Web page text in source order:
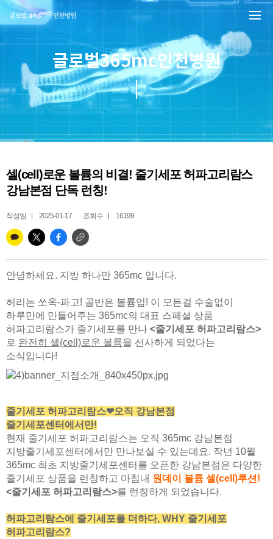
본문 바로가기
글로벌365mc인천병원
셀(cell)로운 볼륨의 비결! 줄기세포 허파고리람스
강남본점 단독 런칭!
작성일 2025-01-17 조회수 16199
안녕하세요. 지방 하나만 365mc 입니다.
허리는 쏘옥-파고! 골반은 볼륨업! 이 모든걸 수술없이
하루만에 만들어주는 365mc의 대표 스페셜 상품
허파고리람스가 줄기세포를 만나 <줄기세포 허파고리람스>
로 완전히 셀(cell)로운 볼륨을 선사하게 되었다는
소식입니다!
줄기세포 허파고리람스❤오직 강남본점
줄기세포센터에서만!
현재 줄기세포 허파고리람스는 오직 365mc 강남본점
지방줄기세포센터에서만 만나보실 수 있는데요. 작년 10월
365mc 최초 지방줄기세포센터를 오픈한 강남본점은 다양한
줄기세포 상품을 런칭하고 마침내 원데이 볼륨 셀(cell)루션!
<줄기세포 허파고리람스>를 런칭하게 되었습니다.
허파고리람스에 줄기세포를 더하다, WHY 줄기세포
허파고리람스?